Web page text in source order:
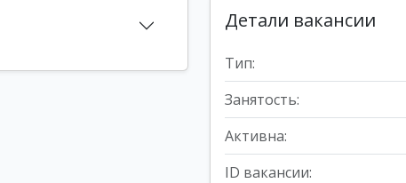
Детали вакансии
Тип:
Занятость:
Активна:
ID вакансии: